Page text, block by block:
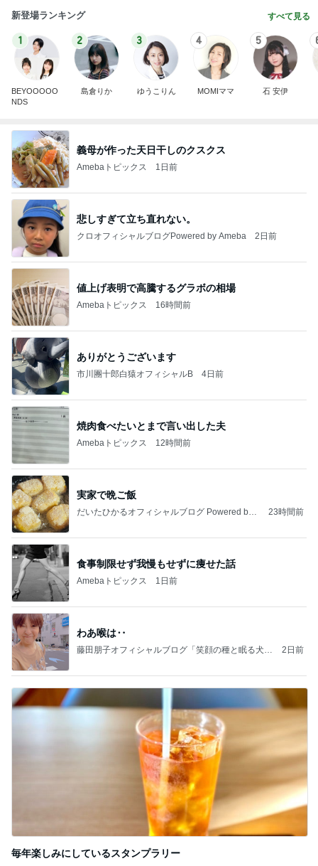
新登場ランキング すべて見る
1
BEYOOOOO
NDS
2
島倉りか
3
ゆうこりん
4
MOMIママ
5
石 安伊
義母が作った天日干しのクスクス
Amebaトピックス 1日前
悲しすぎて立ち直れない。
クロオフィシャルブログPowered by Ameba 2日前
値上げ表明で高騰するグラボの相場
Amebaトピックス 16時間前
ありがとうございます
市川團十郎白猿オフィシャルB 4日前
焼肉食べたいとまで言い出した夫
Amebaトピックス 12時間前
実家で晩ご飯
だいたひかるオフィシャルブログ Powered by
23時間前
食事制限せず我慢もせずに痩せた話
Amebaトピックス 1日前
わあ喉は‥
藤田朋子オフィシャルブログ「笑顔の種と眠る犬」
2日前
毎年楽しみにしているスタンプラリー